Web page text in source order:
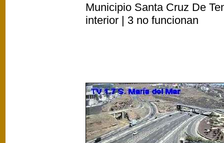
Municipio Santa Cruz De
interior | 3 no funcionan